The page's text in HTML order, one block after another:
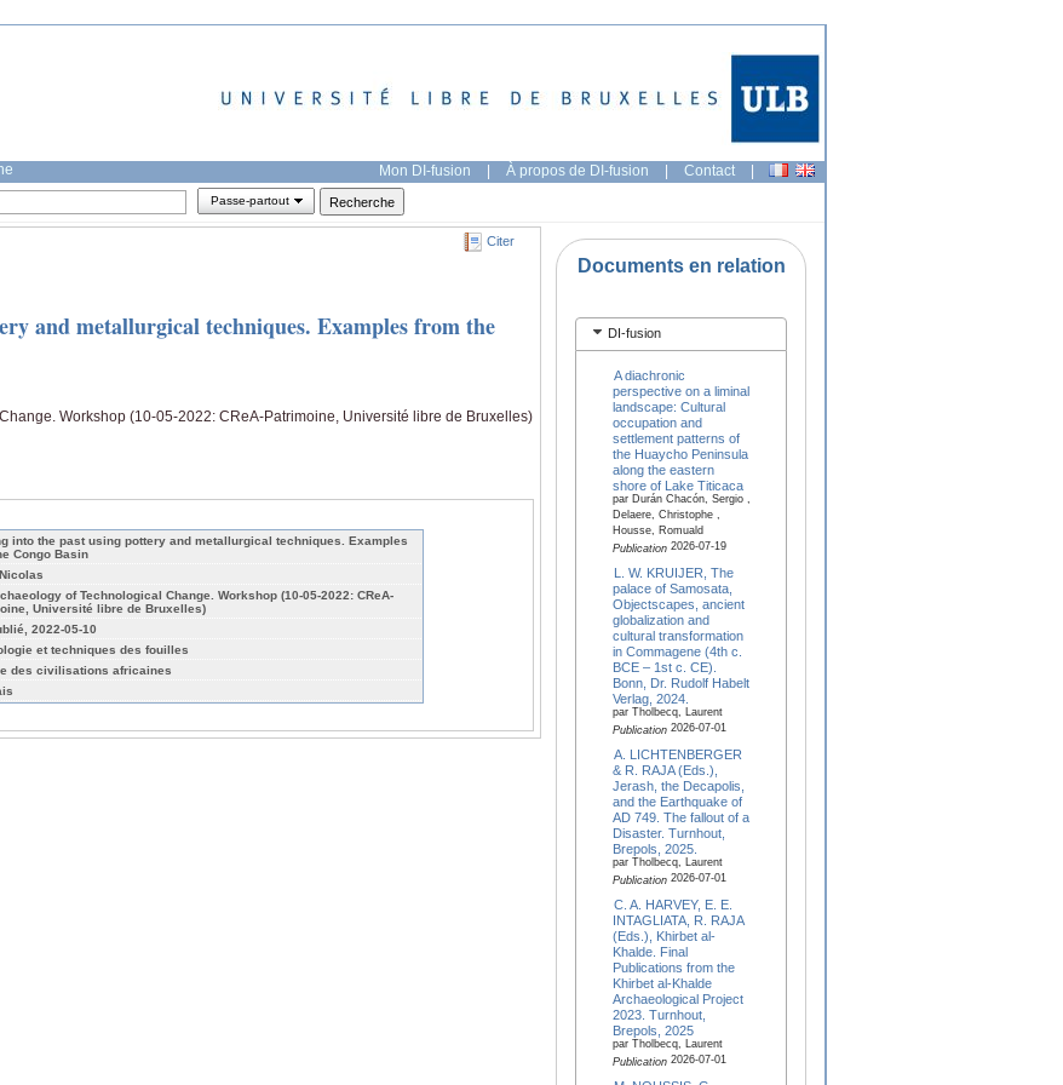
Mon DI-fusion | À propos de DI-fusion | Contact |
Passe-partout
Citer
and metallurgical techniques. Examples from the
Workshop (10-05-2022: CReA-Patrimoine, Université libre de Bruxelles)
into the past using pottery and metallurgical techniques. Examples
Congo Basin
of Technological Change. Workshop (10-05-2022: CReA-
Université libre de Bruxelles)
2022-05-10
et techniques des fouilles
des civilisations africaines
Documents en relation
DI-fusion
A diachronic
perspective on a liminal
landscape: Cultural
occupation and
settlement patterns of
the Huaycho Peninsula
along the eastern
shore of Lake Titicaca
par Durán Chacón, Sergio ,
Delaere, Christophe ,
Housse, Romuald
Publication2026-07-19
L. W. KRUIJER, The
palace of Samosata,
Objectscapes, ancient
globalization and
cultural transformation
in Commagene (4th c.
BCE – 1st c. CE).
Bonn, Dr. Rudolf Habelt
Verlag, 2024.
par Tholbecq, Laurent
Publication2026-07-01
A. LICHTENBERGER
& R. RAJA (Eds.),
Jerash, the Decapolis,
and the Earthquake of
AD 749. The fallout of a
Disaster. Turnhout,
Brepols, 2025.
par Tholbecq, Laurent
Publication2026-07-01
C. A. HARVEY, E. E.
INTAGLIATA, R. RAJA
(Eds.), Khirbet al-
Khalde. Final
Publications from the
Khirbet al-Khalde
Archaeological Project
2023. Turnhout,
Brepols, 2025
par Tholbecq, Laurent
Publication2026-07-01